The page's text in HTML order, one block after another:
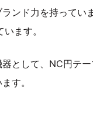
ンド力を持ってい
ます。
として、NC円テ
す。